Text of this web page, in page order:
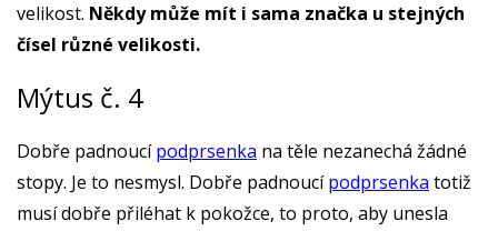
velikost. Někdy může mít i sama značka u stejných
čísel různé velikosti.
Mýtus č. 4
Dobře padnoucípodprsenka na těle nezanechá žádné
stopy. Je to nesmysl. Dobře padnoucípodprsenka totiž
musí dobře přiléhat k pokožce, to proto, aby unesla